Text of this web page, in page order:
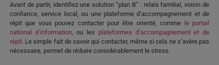
Avant de partir, identifiez une solution “plan B” : relais familial, voisin de
confiance, service local, ou une plateforme d’accompagnement et de
répit que vous pouvez contacter pour être orienté, comme le portail
national d’information, ou les plateformes d’accompagnement et de
répit. Le simple fait de savoir qui contacter, même si cela ne s’avère pas
nécessaire, permet de réduire considérablement le stress.